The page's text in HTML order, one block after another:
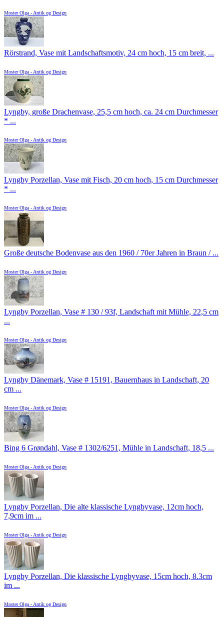
Moster Olga - Antik og Design
Rörstrand, Vase mit Landschaftsmotiv, 24 cm hoch, 15 cm breit, ...
Moster Olga - Antik og Design
Lyngby, große Drachenvase, 25,5 cm hoch, ca. 24 cm Durchmesser
* ...
Moster Olga - Antik og Design
Lyngby Porzellan, Vase mit Fisch, 20 cm hoch, 15 cm Durchmesser
* ...
Moster Olga - Antik og Design
Große deutsche Bodenvase aus den 1960 / 70er Jahren in Braun / ...
Moster Olga - Antik og Design
Lyngby Porzellan, Vase # 130 / 93f, Landschaft mit Mühle, 22,5 cm
...
Moster Olga - Antik og Design
Lyngby Dänemark, Vase # 15191, Bauernhaus in Landschaft, 20
cm ...
Moster Olga - Antik og Design
Bing 6 Grøndahl, Vase # 1302/6251, Mühle in Landschaft, 18,5 ...
Moster Olga - Antik og Design
Lyngby Porzellan, Die alte klassische Lyngbyvase, 12cm hoch,
7,9cm im ...
Moster Olga - Antik og Design
Lyngby Porzellan, Die klassische Lyngbyvase, 15cm hoch, 8.3cm
im ...
Moster Olga - Antik og Design